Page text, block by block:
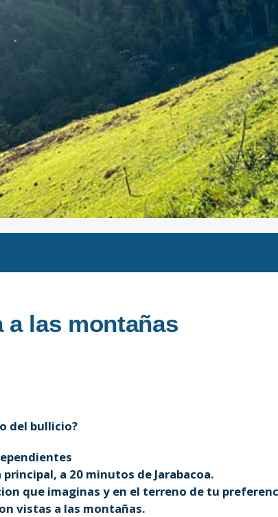
a las montañas
del bullicio?
a 20 minutos de Jarabacoa.
que imaginas y en el terreno de tu
vistas a las montañas.